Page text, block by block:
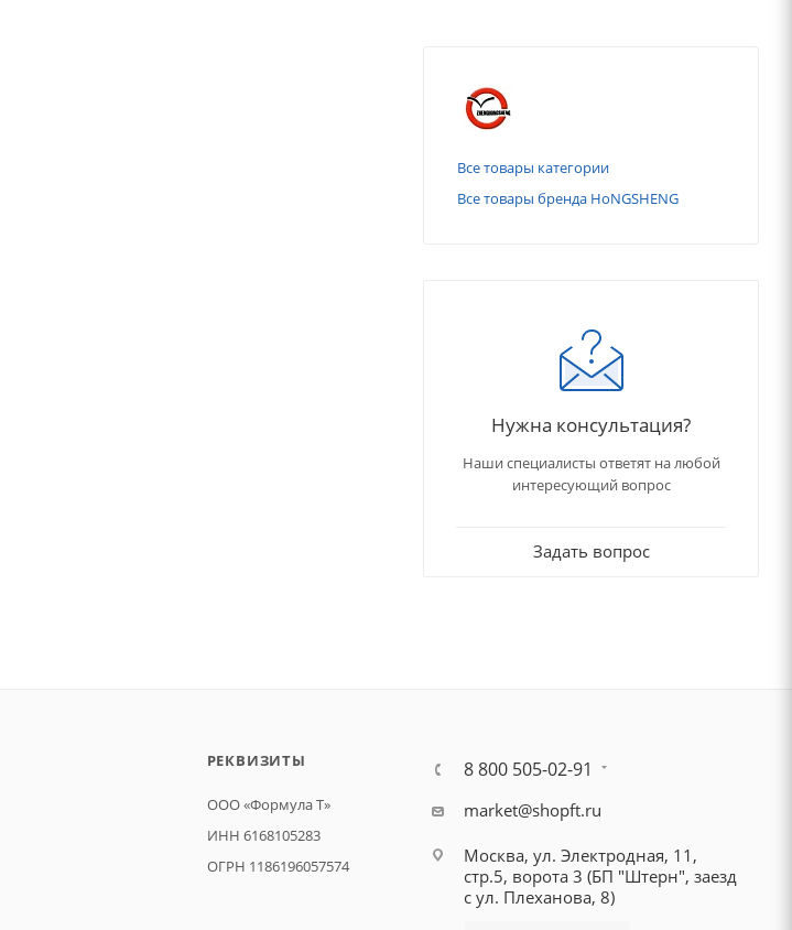
Все товары категории
Все товары бренда HoNGSHENG
Нужна консультация?
Наши специалисты ответят на любой
интересующий вопрос
Задать вопрос
РЕКВИЗИТЫ
ООО «Формула Т»
ИНН 6168105283
ОГРН 1186196057574
8 800 505-02-91
market@shopft.ru
Москва, ул. Электродная, 11,
стр.5, ворота 3 (БП "Штерн", заезд
с ул. Плеханова, 8)